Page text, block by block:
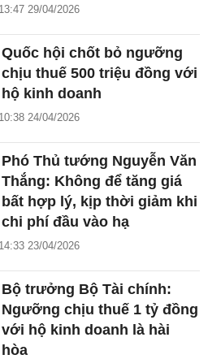
13:47 29/04/2026
Quốc hội chốt bỏ ngưỡng
chịu thuế 500 triệu đồng với
hộ kinh doanh
10:38 24/04/2026
Phó Thủ tướng Nguyễn Văn
Thắng: Không để tăng giá
bất hợp lý, kịp thời giảm khi
chi phí đầu vào hạ
14:33 23/04/2026
Bộ trưởng Bộ Tài chính:
Ngưỡng chịu thuế 1 tỷ đồng
với hộ kinh doanh là hài
hòa